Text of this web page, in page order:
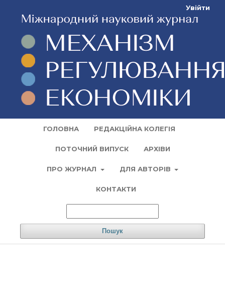
ГОЛОВНА РЕДАКЦІЙНА КОЛЕГІЯ
ПОТОЧНИЙ ВИПУСК АРХІВИ
ПРО ЖУРНАЛ ДЛЯ АВТОРІВ
КОНТАКТИ
Пошук
Увійти